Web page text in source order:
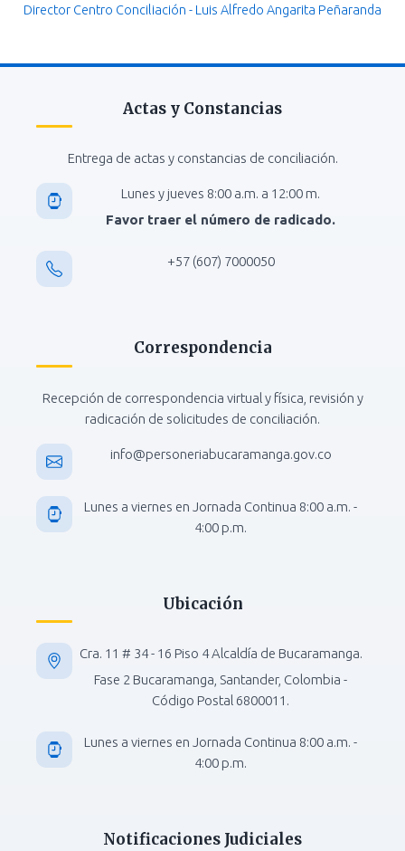
Director Centro Conciliación - Luis Alfredo Angarita Peñaranda
Actas y Constancias
Entrega de actas y constancias de conciliación.
Lunes y jueves 8:00 a.m. a 12:00 m.
Favor traer el número de radicado.
+57 (607) 7000050
Correspondencia
Recepción de correspondencia virtual y física, revisión y
radicación de solicitudes de conciliación.
info@personeriabucaramanga.gov.co
Lunes a viernes en Jornada Continua 8:00 a.m. -
4:00 p.m.
Ubicación
Cra. 11 # 34 - 16 Piso 4 Alcaldía de Bucaramanga.
Fase 2 Bucaramanga, Santander, Colombia -
Código Postal 6800011.
Lunes a viernes en Jornada Continua 8:00 a.m. -
4:00 p.m.
Notificaciones Judiciales